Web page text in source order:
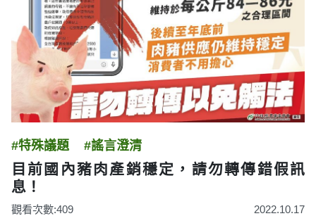
#特殊議題 #謠言澄清
目前國內豬肉產銷穩定，請勿轉傳錯假訊
息！
觀看次數:409 2022.10.17